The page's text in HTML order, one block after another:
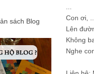
sách Blog
Con ơi, ...
Lên
Không
Nghe